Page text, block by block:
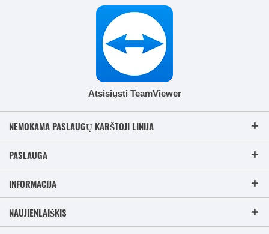
Atsisiųsti TeamViewer
NEMOKAMA PASLAUGŲ KARŠTOJI LINIJA
PASLAUGA
INFORMACIJA
NAUJIENLAIŠKIS